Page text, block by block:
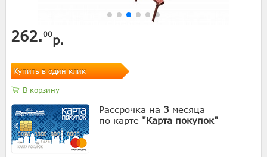
262.00р.
Купить в один клик
В корзину
Рассрочка на 3 месяца
по карте "Карта покупок"